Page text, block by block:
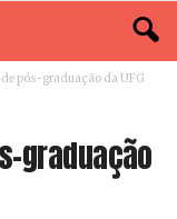
pós-graduação da UFG
graduação